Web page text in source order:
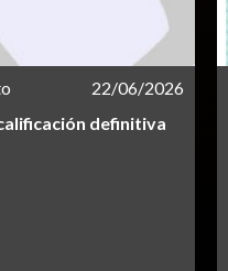
22/06/2026
definitiva